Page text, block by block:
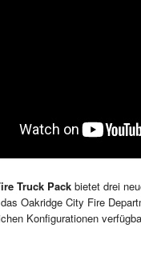
Truck Pack bietet drei
Oakridge City Fire
Konfigurationen